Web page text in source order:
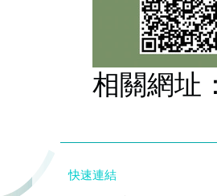
相關網址：
快速連結
FJCUBEC